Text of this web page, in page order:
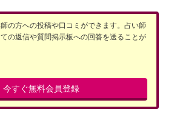
の方への投稿や口コミができます。占い師
の返信や質問掲示板への回答を送ることが
今すぐ無料会員登録